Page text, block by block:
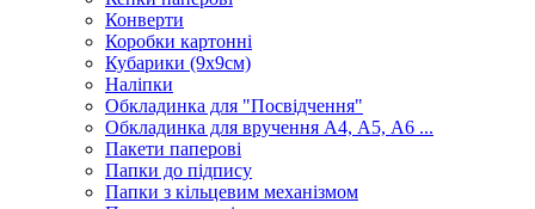
Конверти
Коробки картонні
Кубарики (9х9см)
Наліпки
Обкладинка для "Посвідчення"
Обкладинка для вручення А4, А5, А6 ...
Пакети паперові
Папки до підпису
Папки з кільцевим механізмом